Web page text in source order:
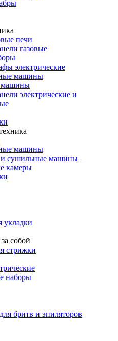
печи
газовые
электрические
машины
машины
электрические и
машины
и сушильные машины
камеры
укладки
собой
стрижки
наборы
бритв и эпиляторов